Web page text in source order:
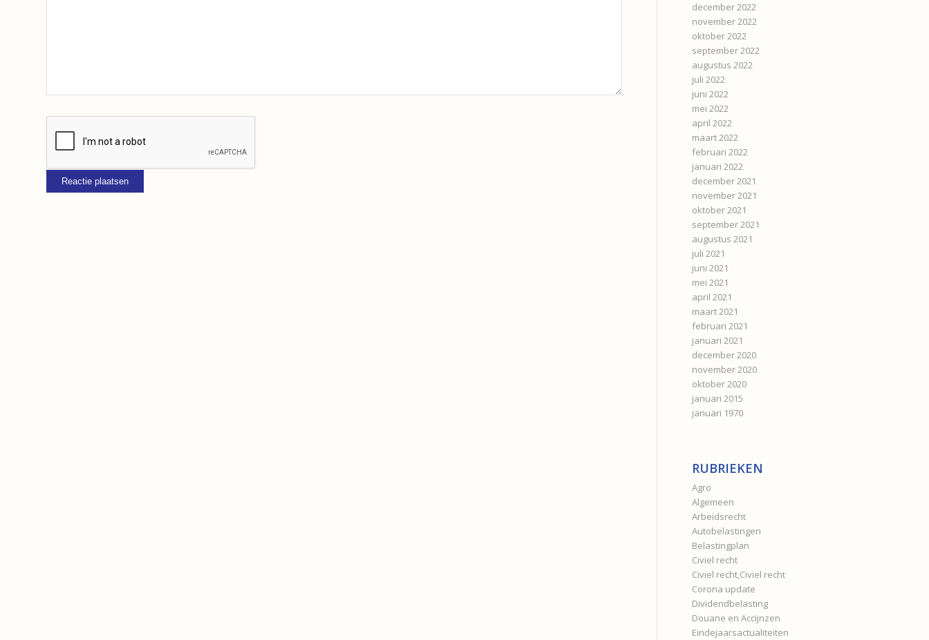
december 2022
november 2022
oktober 2022
september 2022
augustus 2022
juli 2022
juni 2022
mei 2022
april 2022
maart 2022
februari 2022
januari 2022
december 2021
november 2021
oktober 2021
september 2021
augustus 2021
juli 2021
juni 2021
mei 2021
april 2021
maart 2021
februari 2021
januari 2021
december 2020
november 2020
oktober 2020
januari 2015
januari 1970
RUBRIEKEN
Agro
Algemeen
Arbeidsrecht
Autobelastingen
Belastingplan
Civiel recht
Civiel recht,Civiel recht
Corona update
Dividendbelasting
Douane en Accijnzen
Eindejaarsactualiteiten